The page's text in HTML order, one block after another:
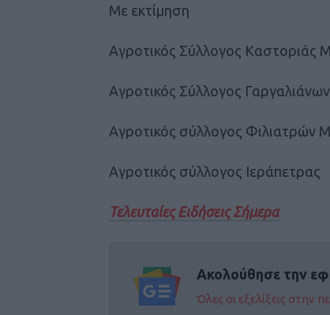
Με εκτίμηση
Αγροτικός Σύλλογος Καστοριάς
Αγροτικός Σύλλογος Γαργαλιάνων
Αγροτικός σύλλογος Φιλιατρών
Αγροτικός σύλλογος Ιεράπετρας
Τελευταίες Ειδήσεις Σήμερα
Ακολούθησε την
Όλες οι εξελίξεις στην